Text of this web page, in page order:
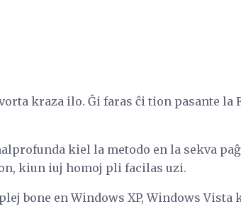
kraza ilo. Ĝi faras ĉi tion pasante
kiel la metodo en la sekva
kiun iuj homoj pli facilas uzi.
bone en Windows XP, Windows